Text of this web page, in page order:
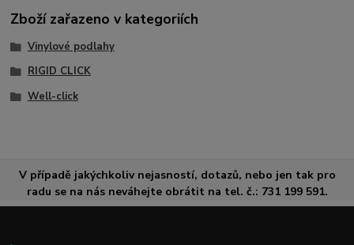
Zboží zařazeno v kategoriích
Vinylové podlahy
RIGID CLICK
Well-click
V případě jakýchkoliv nejasností, dotazů, nebo jen tak pro
radu se na nás neváhejte obrátit na tel. č.: 731 199 591.